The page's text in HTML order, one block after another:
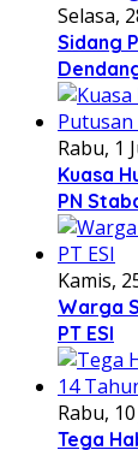
Selasa,
Sidang
Rabu, 1
Kuasa
PN
Kamis,
Warga
PT ESI
Rabu,
Tega